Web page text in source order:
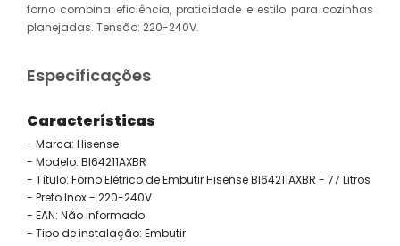
forno combina eficiência, praticidade e estilo para cozinhas
planejadas. Tensão: 220-240V.
Especificações
Características
- Marca: Hisense
- Modelo: BI64211AXBR
- Título: Forno Elétrico de Embutir Hisense BI64211AXBR - 77 Litros
- Preto Inox - 220-240V
- EAN: Não informado
- Tipo de instalação: Embutir